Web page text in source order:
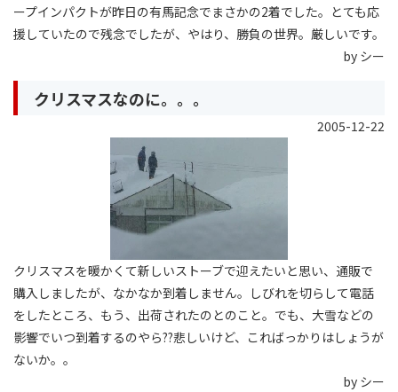
ープインパクトが昨日の有馬記念でまさかの2着でした。とても応
援していたので残念でしたが、やはり、勝負の世界。厳しいです。
by シー
クリスマスなのに。。。
2005-12-22
クリスマスを暖かくて新しいストーブで迎えたいと思い、通販で
購入しましたが、なかなか到着しません。しびれを切らして電話
をしたところ、もう、出荷されたのとのこと。でも、大雪などの
影響でいつ到着するのやら??悲しいけど、こればっかりはしょうが
ないか。。
by シー